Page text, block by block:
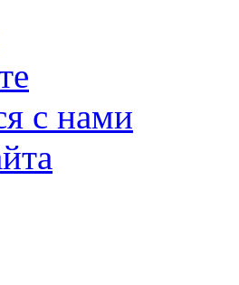
с нами